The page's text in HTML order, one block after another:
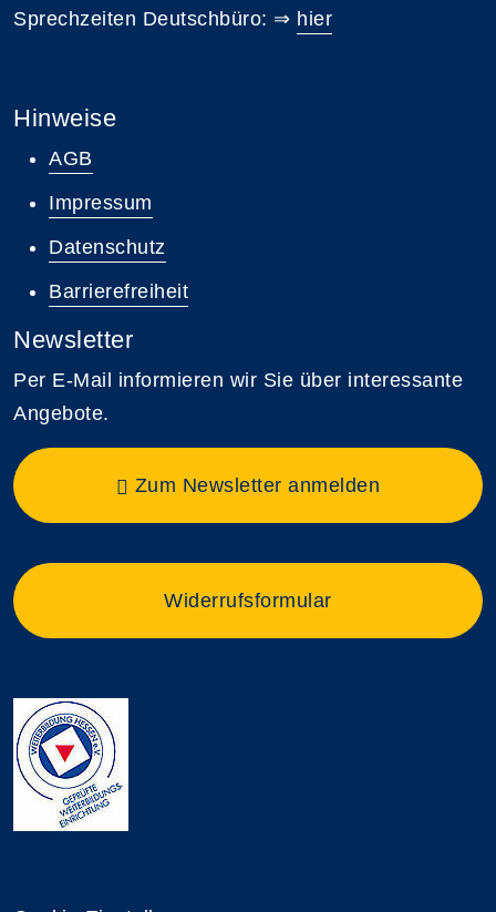
Sprechzeiten Deutschbüro: ⇒ hier
Hinweise
AGB
Impressum
Datenschutz
Barrierefreiheit
Newsletter
Per E-Mail informieren wir Sie über interessante
Angebote.
Zum Newsletter anmelden
Widerrufsformular